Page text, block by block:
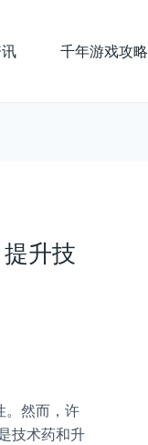
千年游戏攻略
升技
。然而，许
技术药和升